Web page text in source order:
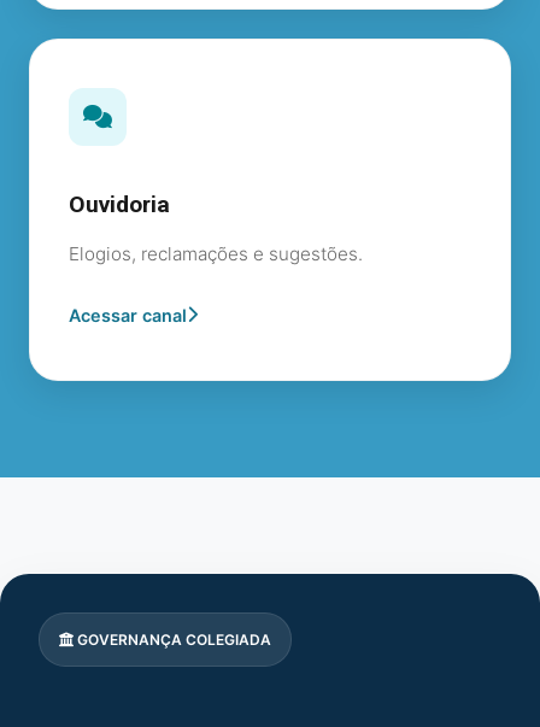
Ouvidoria
Elogios, reclamações e sugestões.
Acessar canal
GOVERNANÇA COLEGIADA